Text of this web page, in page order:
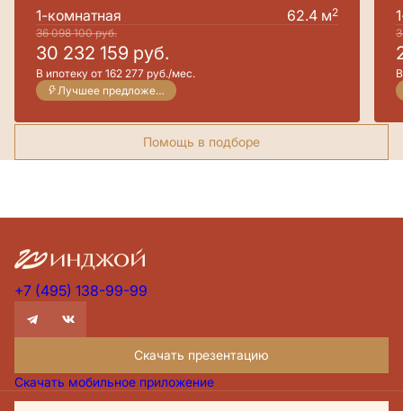
1-комнатная 62.4 м2
36 098 100руб.
30 232 159 руб.
В ипотеку от 162 277 руб./мес.
Лучшее предложение
Помощь в подборе
+7 (495) 138-99-99
Скачать презентацию
Скачать мобильное приложение